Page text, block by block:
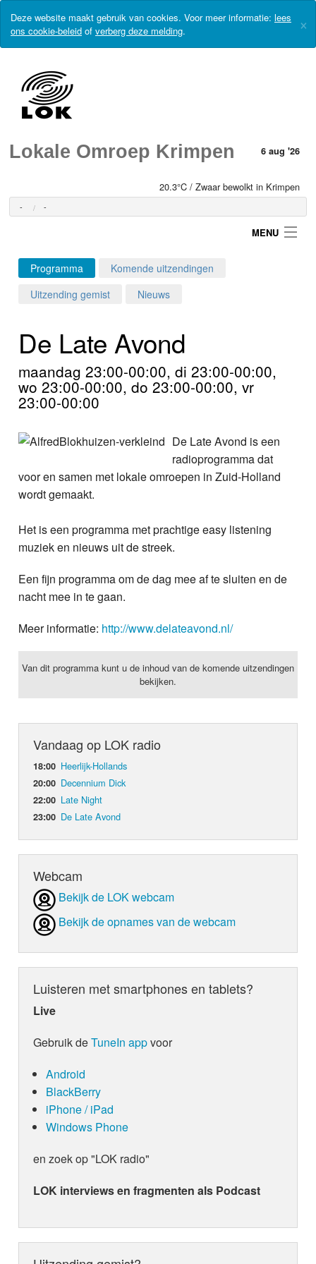
Deze website maakt gebruik van cookies. Voor meer informatie: lees
ons cookie-beleid of verberg deze melding. ×
Lokale Omroep Krimpen 6 aug '26
20.3°C / Zwaar bewolkt in Krimpen
- -
MENU
Login
Programma's
Nieuws
Webcam
Info
Programma
Komende uitzendingen
Uitzending gemist
Nieuws
De Late Avond
maandag 23:00-00:00, di 23:00-00:00,
wo 23:00-00:00, do 23:00-00:00, vr
23:00-00:00
De Late Avond is een
radioprogramma dat
voor en samen met lokale omroepen in Zuid-Holland
wordt gemaakt.
Het is een programma met prachtige easy listening
muziek en nieuws uit de streek.
Een fijn programma om de dag mee af te sluiten en de
nacht mee in te gaan.
Meer informatie: http://www.delateavond.nl/
Van dit programma kunt u de inhoud van de komende uitzendingen
bekijken.
Vandaag op LOK radio
18:00 Heerlijk-Hollands
20:00 Decennium Dick
22:00 Late Night
23:00 De Late Avond
Webcam
Bekijk de LOK webcam
Bekijk de opnames van de webcam
Luisteren met smartphones en tablets?
Live
Gebruik deTuneIn appvoor
Android
BlackBerry
iPhone / iPad
Windows Phone
en zoek op "LOK radio"
LOK interviews en fragmenten als Podcast